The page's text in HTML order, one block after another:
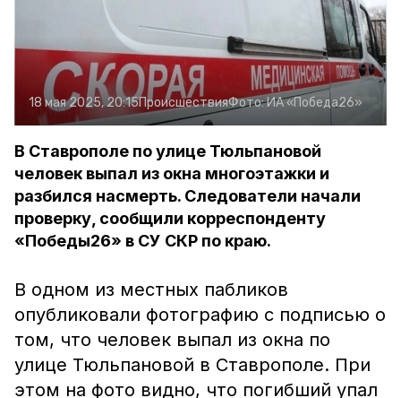
18 мая 2025, 20:15ПроисшествияФото:ИА «Победа26»
В Ставрополе по улице Тюльпановой
человек выпал из окна многоэтажки и
разбился насмерть. Следователи начали
проверку, сообщили корреспонденту
«Победы26» в СУ СКР по краю.
В одном из местных пабликов
опубликовали фотографию с подписью о
том, что человек выпал из окна по
улице Тюльпановой в Ставрополе. При
этом на фото видно, что погибший упал